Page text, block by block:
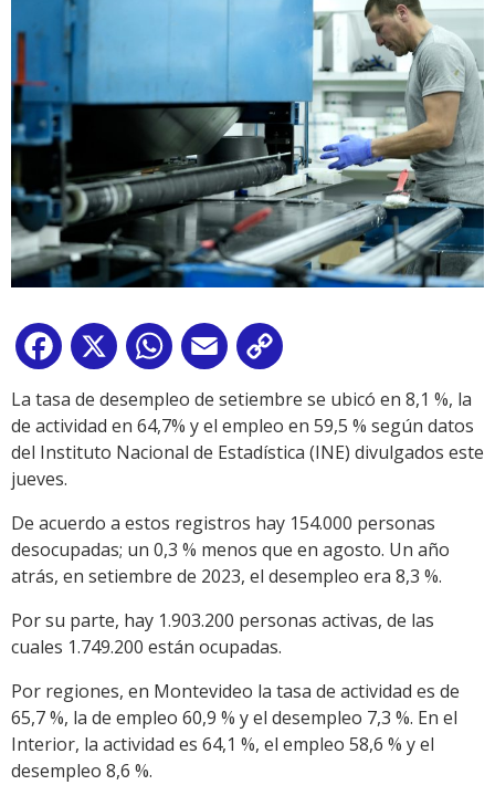
Facebook
X WhatsApp
Email
Link
La tasa de desempleo de setiembre se ubicó en 8,1 %, la
de actividad en 64,7% y el empleo en 59,5 % según datos
del Instituto Nacional de Estadística (INE) divulgados este
jueves.
De acuerdo a estos registros hay 154.000 personas
desocupadas; un 0,3 % menos que en agosto. Un año
atrás, en setiembre de 2023, el desempleo era 8,3 %.
Por su parte, hay 1.903.200 personas activas, de las
cuales 1.749.200 están ocupadas.
Por regiones, en Montevideo la tasa de actividad es de
65,7 %, la de empleo 60,9 % y el desempleo 7,3 %. En el
Interior, la actividad es 64,1 %, el empleo 58,6 % y el
desempleo 8,6 %.